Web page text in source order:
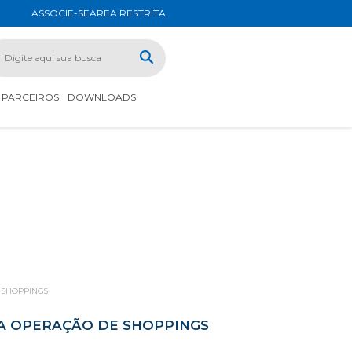
ASSOCIE-SEÁREA RESTRITA
PARCEIROS DOWNLOADS
OPERAÇÃO DE SHOPPINGS